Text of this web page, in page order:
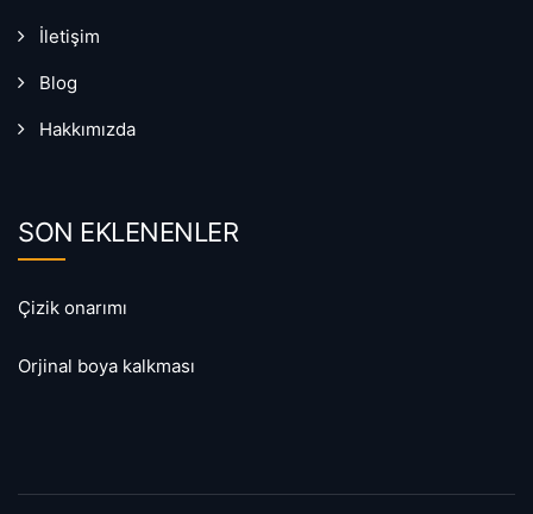
İletişim
Blog
Hakkımızda
SON EKLENENLER
Çizik onarımı
Orjinal boya kalkması